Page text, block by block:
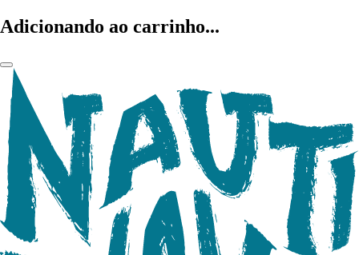
Adicionando ao carrinho...